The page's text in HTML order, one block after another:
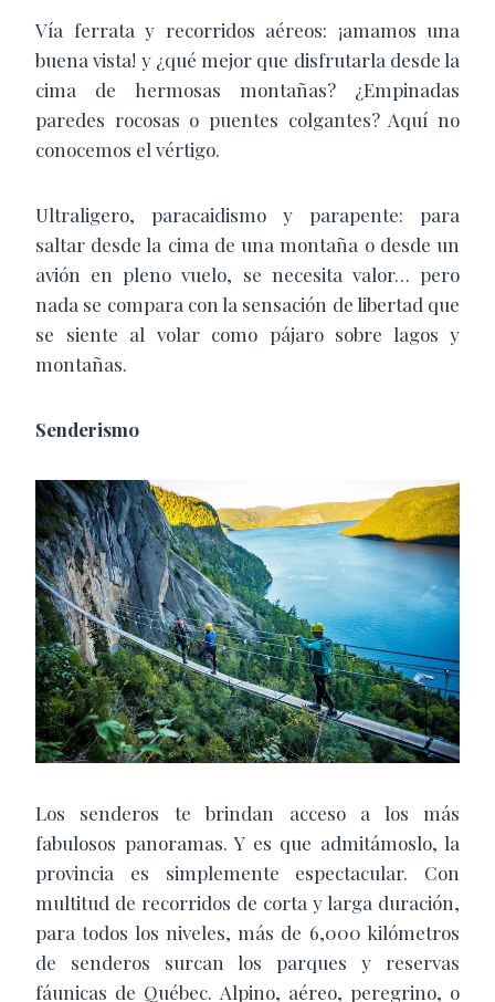
Vía ferrata y recorridos aéreos: ¡amamos una
buena vista! y ¿qué mejor que disfrutarla desde la
cima de hermosas montañas? ¿Empinadas
paredes rocosas o puentes colgantes? Aquí no
conocemos el vértigo.
Ultraligero, paracaidismo y parapente: para
saltar desde la cima de una montaña o desde un
avión en pleno vuelo, se necesita valor… pero
nada se compara con la sensación de libertad que
se siente al volar como pájaro sobre lagos y
montañas.
Senderismo
Los senderos te brindan acceso a los más
fabulosos panoramas. Y es que admitámoslo, la
provincia es simplemente espectacular. Con
multitud de recorridos de corta y larga duración,
para todos los niveles, más de 6,000 kilómetros
de senderos surcan los parques y reservas
fáunicas de Québec. Alpino, aéreo, peregrino, o